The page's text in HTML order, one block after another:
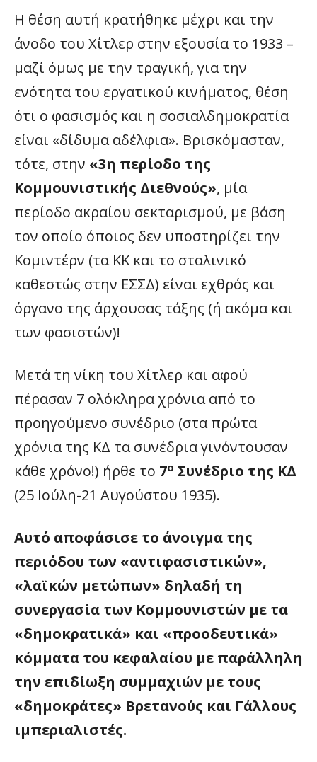
Η θέση αυτή κρατήθηκε μέχρι και την
άνοδο του Χίτλερ στην εξουσία το 1933 –
μαζί όμως με την τραγική, για την
ενότητα του εργατικού κινήματος, θέση
ότι ο φασισμός και η σοσιαλδημοκρατία
είναι «δίδυμα αδέλφια». Βρισκόμασταν,
τότε, στην «3η περίοδο της
Κομμουνιστικής Διεθνούς», μία
περίοδο ακραίου σεκταρισμού, με βάση
τον οποίο όποιος δεν υποστηρίζει την
Κομιντέρν (τα ΚΚ και το σταλινικό
καθεστώς στην ΕΣΣΔ) είναι εχθρός και
όργανο της άρχουσας τάξης (ή ακόμα και
των φασιστών)!
Μετά τη νίκη του Χίτλερ και αφού
πέρασαν 7 ολόκληρα χρόνια από το
προηγούμενο συνέδριο (στα πρώτα
χρόνια της ΚΔ τα συνέδρια γινόντουσαν
κάθε χρόνο!) ήρθε το 7ο Συνέδριο της ΚΔ
(25 Ιούλη-21 Αυγούστου 1935).
Αυτό αποφάσισε το άνοιγμα της
περιόδου των «αντιφασιστικών»,
«λαϊκών μετώπων» δηλαδή τη
συνεργασία των Κομμουνιστών με τα
«δημοκρατικά» και «προοδευτικά»
κόμματα του κεφαλαίου με παράλληλη
την επιδίωξη συμμαχιών με τους
«δημοκράτες» Βρετανούς και Γάλλους
ιμπεριαλιστές.